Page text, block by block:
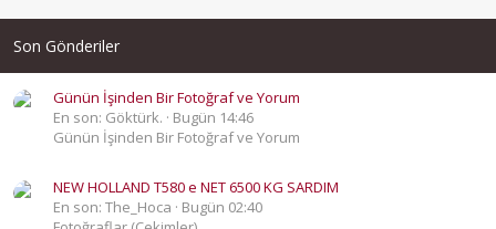
Son Gönderiler
Günün İşinden Bir Fotoğraf ve Yorum
En son: Göktürk.
Bugün 14:46
Günün İşinden Bir Fotoğraf ve Yorum
NEW HOLLAND T580 e NET 6500 KG SARDIM
En son: The_Hoca
Bugün 02:40